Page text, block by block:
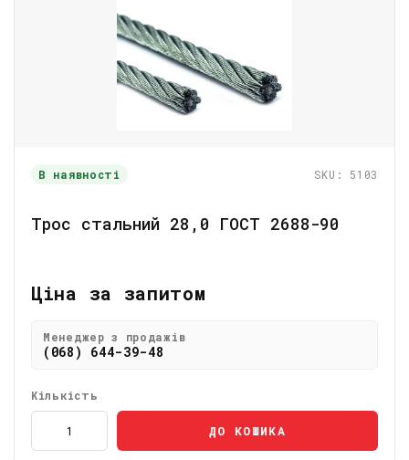
В наявності SKU: 5103
Трос стальний 28,0 ГОСТ 2688-90
Ціна за запитом
Менеджер з продажів
(068) 644-39-48
Кількість
ДО КОШИКА